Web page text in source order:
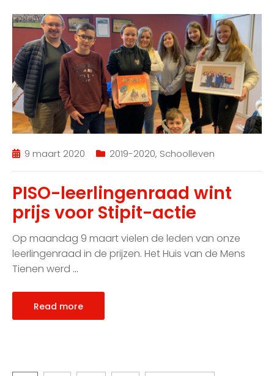
9 maart 2020 2019-2020, Schoolleven
PISO-leerlingenraad wint
prijs voor Stipit-actie
Op maandag 9 maart vielen de leden van onze
leerlingenraad in de prijzen. Het Huis van de Mens
Tienen werd …
Read more